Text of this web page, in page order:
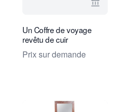
page vendeur de Toebosch
Voir la
Un Coffre de voyage
revêtu de cuir
Prix sur demande